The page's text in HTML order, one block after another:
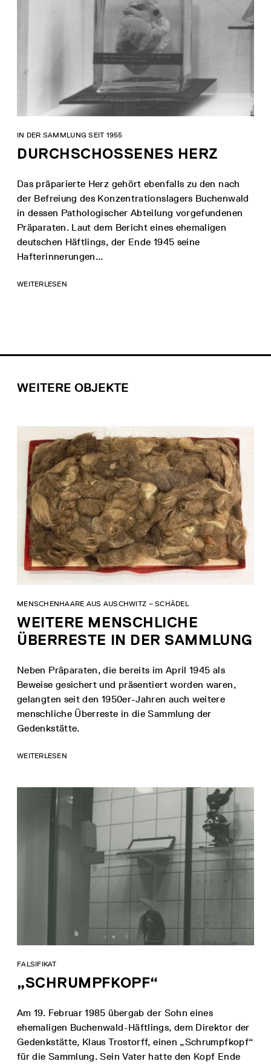
DURCHSCHOSSENES HERZ
IN DER SAMMLUNG SEIT 1955
Das präparierte Herz gehört ebenfalls zu den nach
der Befreiung des Konzentrationslagers Buchenwald
in dessen Pathologischer Abteilung vorgefundenen
Präparaten. Laut dem Bericht eines ehemaligen
deutschen Häftlings, der Ende 1945 seine
Hafterinnerungen...
WEITERLESEN
WEITERE OBJEKTE
WEITERE MENSCHLICHE
ÜBERRESTE IN DER SAMMLUNG
MENSCHENHAARE AUS AUSCHWITZ – SCHÄDEL
Neben Präparaten, die bereits im April 1945 als
Beweise gesichert und präsentiert worden waren,
gelangten seit den 1950er-Jahren auch weitere
menschliche Überreste in die Sammlung der
Gedenkstätte.
WEITERLESEN
„SCHRUMPFKOPF“
FALSIFIKAT
Am 19. Februar 1985 übergab der Sohn eines
ehemaligen Buchenwald-Häftlings, dem Direktor der
Gedenkstätte, Klaus Trostorff, einen „Schrumpfkopf“
für die Sammlung. Sein Vater hatte den Kopf Ende